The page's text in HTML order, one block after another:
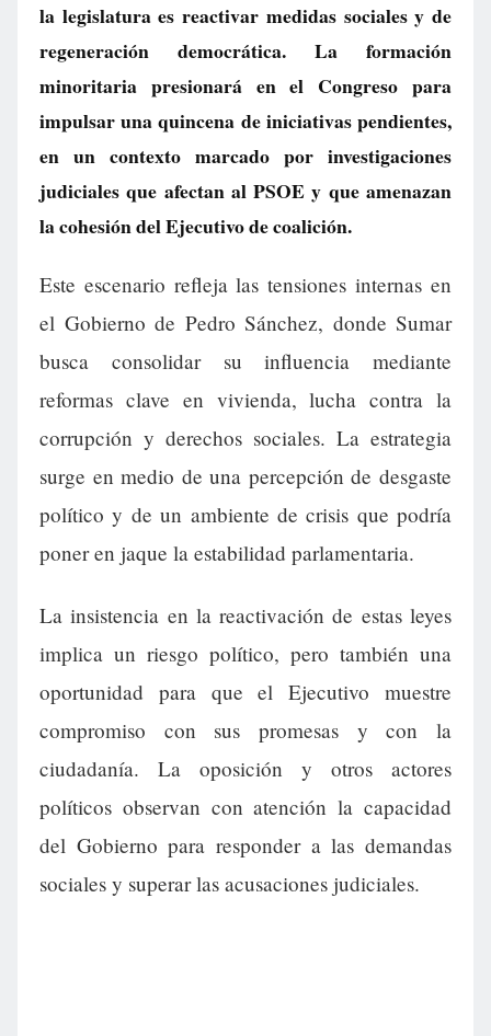
la legislatura es reactivar medidas sociales y de
regeneración democrática. La formación
minoritaria presionará en el Congreso para
impulsar una quincena de iniciativas pendientes,
en un contexto marcado por investigaciones
judiciales que afectan al PSOE y que amenazan
la cohesión del Ejecutivo de coalición.
Este escenario refleja las tensiones internas en
el Gobierno de Pedro Sánchez, donde Sumar
busca consolidar su influencia mediante
reformas clave en vivienda, lucha contra la
corrupción y derechos sociales. La estrategia
surge en medio de una percepción de desgaste
político y de un ambiente de crisis que podría
poner en jaque la estabilidad parlamentaria.
La insistencia en la reactivación de estas leyes
implica un riesgo político, pero también una
oportunidad para que el Ejecutivo muestre
compromiso con sus promesas y con la
ciudadanía. La oposición y otros actores
políticos observan con atención la capacidad
del Gobierno para responder a las demandas
sociales y superar las acusaciones judiciales.